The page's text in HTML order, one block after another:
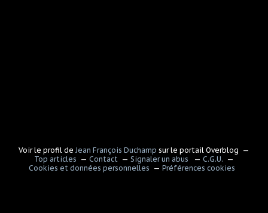
Voir le profil de Jean François Duchamp sur le portail Overblog
Top articles
Contact Signaler un abus
C.G.U.
Cookies et données personnelles
Préférences cookies